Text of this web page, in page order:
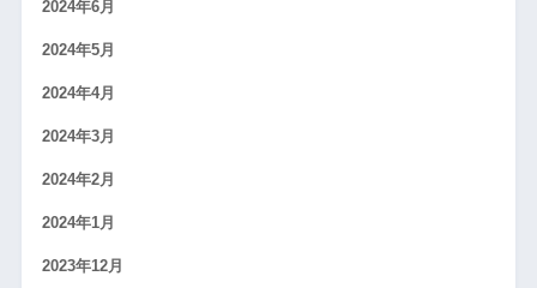
2024年6月
2024年5月
2024年4月
2024年3月
2024年2月
2024年1月
2023年12月